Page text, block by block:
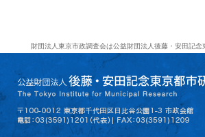
財団法人東京市政調査会は公益財団法人後藤・安田記